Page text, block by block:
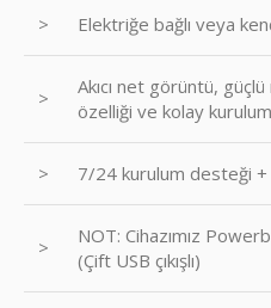
> Elektriğe bağlı veya
>
Akıcı net görüntü,
özelliği ve kolay kurulum
> 7/24 kurulum desteği +
>
NOT: Cihazımız
(Çift USB çıkışlı)